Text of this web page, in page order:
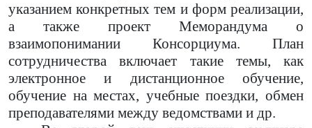
указанием конкретных тем и форм реализации,
а также проект Меморандума о
взаимопонимании Консорциума. План
сотрудничества включает такие темы, как
электронное и дистанционное обучение,
обучение на местах, учебные поездки, обмен
преподавателями между ведомствами и др.